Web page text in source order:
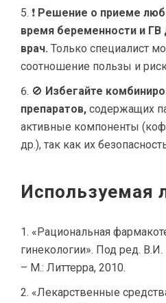
❗ Решение о приеме
время беременности и
врач. Только специалист
соотношение пользы и
🚫 Избегайте
препаратов, содержащих
активные компоненты
др.), так как их
Используемая
«Рациональная
гинекологии». Под ред.
– М.: Литтерра, 2010.
«Лекарственные